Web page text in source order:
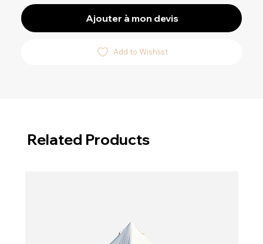
Ajouter à mon devis
Add to Wishlist
Related Products